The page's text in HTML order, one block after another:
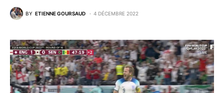
BY ETIENNE GOURSAUD 4 DÉCEMBRE 2022